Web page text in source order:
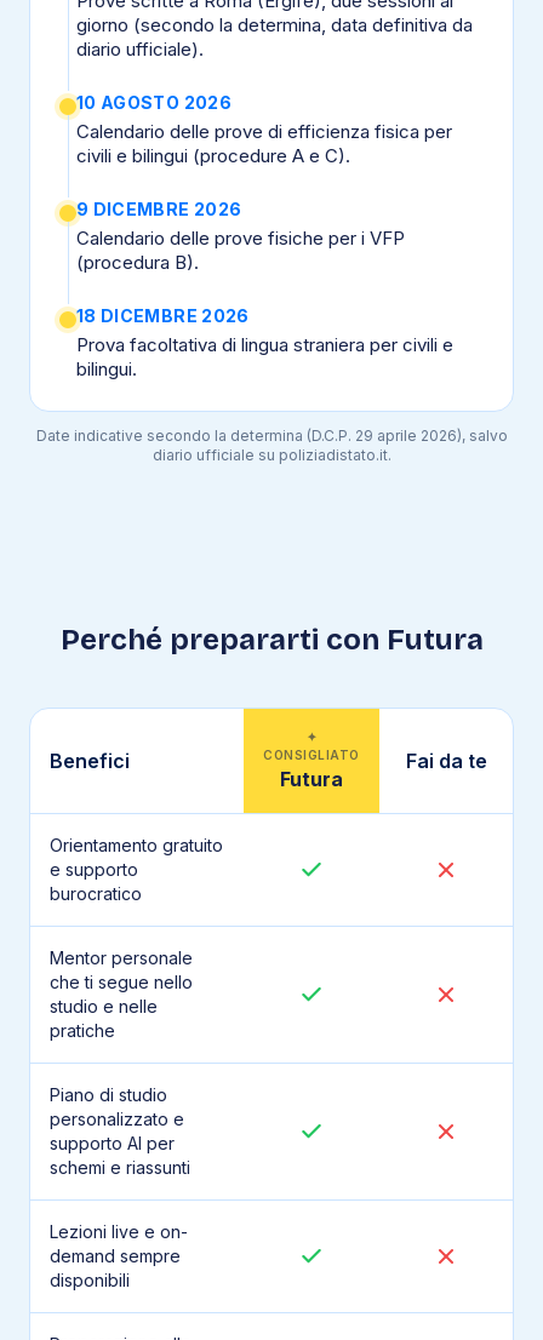
giorno (secondo la determina, data definitiva da
diario ufficiale).
10 AGOSTO 2026
Calendario delle prove di efficienza fisica per
civili e bilingui (procedure A e C).
9 DICEMBRE 2026
Calendario delle prove fisiche per i VFP
(procedura B).
18 DICEMBRE 2026
Prova facoltativa di lingua straniera per civili e
bilingui.
Date indicative secondo la determina (D.C.P. 29 aprile 2026), salvo
diario ufficiale su poliziadistato.it.
Perché prepararti con Futura
Benefici
✦
CONSIGLIATO
Futura
Fai da te
Orientamento gratuito
e supporto
burocratico
Mentor personale
che ti segue nello
studio e nelle
pratiche
Piano di studio
personalizzato e
supporto AI per
schemi e riassunti
Lezioni live e on-
demand sempre
disponibili